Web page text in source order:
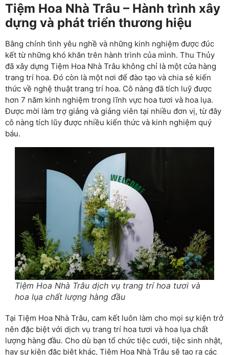
Tiệm Hoa Nhà Trâu – Hành trình xây
dựng và phát triển thương hiệu
Bằng chính tình yêu nghề và những kinh nghiệm được đúc
kết từ những khó khăn trên hành trình của mình. Thu Thủy
đã xây dựng Tiệm Hoa Nhà Trâu không chỉ là một cửa hàng
trang trí hoa. Đó còn là một nơi để đào tạo và chia sẻ kiến
thức về nghệ thuật trang trí hoa. Cô nàng đã tích luỹ được
hơn 7 năm kinh nghiệm trong lĩnh vực hoa tươi và hoa lụa.
Được mời làm trợ giảng và giảng viên tại nhiều đơn vị, từ đây
cô nàng tích lũy được nhiều kiến thức và kinh nghiệm quý
báu.
Tiệm Hoa Nhà Trâu dịch vụ trang trí hoa tươi và
hoa lụa chất lượng hàng đầu
Tại Tiệm Hoa Nhà Trâu, cam kết luôn làm cho mọi sự kiện trở
nên đặc biệt với dịch vụ trang trí hoa tươi và hoa lụa chất
lượng hàng đầu. Cho dù bạn tổ chức tiệc cưới, tiệc sinh nhật,
hay sự kiện đặc biệt khác, Tiệm Hoa Nhà Trâu sẽ tạo ra các